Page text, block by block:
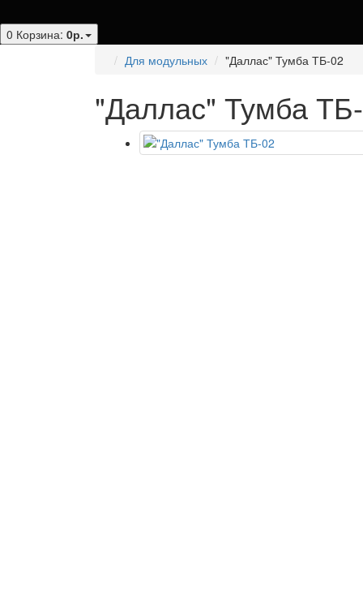
0 Корзина: 0р.
Для модульных
"Даллас" Тумба ТБ-02
"Даллас" Тумба